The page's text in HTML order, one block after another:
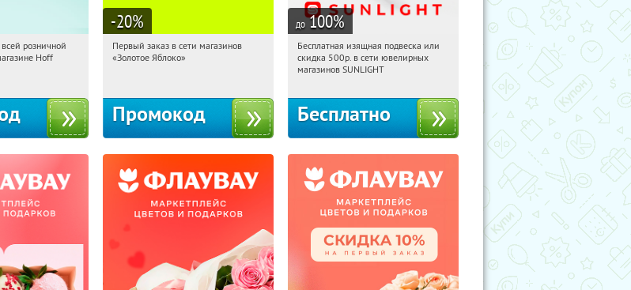
Получили:
розничной
Hoff
-20%
07:33:29
Получи первым!
Первый заказ в сети магазинов
«Золотое Яблоко»
Промокод
до 100%
07:33:29 Получили:
Россия
Бесплатная изящная подвеска или
скидка 500р. в сети ювелирных
магазинов SUNLIGHT
Бесплатно